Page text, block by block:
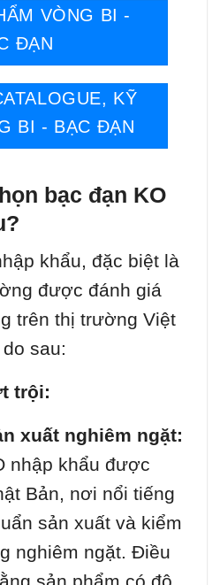
VÒNG BI -
ĐẠN
KỸ
BI - BẠC ĐẠN
bạc đạn KO
khẩu, đặc biệt là
được đánh giá
trên thị trường Việt
sau:
trội:
xuất nghiêm ngặt:
nhập khẩu được
Bản, nơi nổi tiếng
sản xuất và kiểm
nghiêm ngặt. Điều